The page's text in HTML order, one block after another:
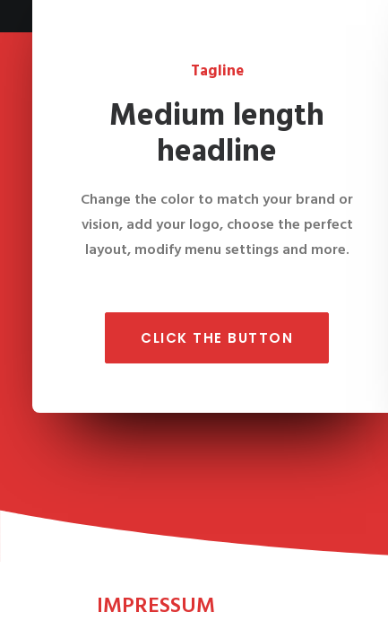
Tagline
Medium length
headline
Change the color to match your brand or
vision, add your logo, choose the perfect
layout, modify menu settings and more.
CLICK THE BUTTON
IMPRESSUM